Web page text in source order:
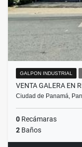
GALPON INDUSTRIAL
VENTA GALERA EN
Ciudad de Panamá,
0 Recámaras
2 Baños